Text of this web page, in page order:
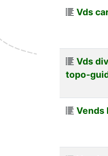
Vds
Vds
topo-
Vends